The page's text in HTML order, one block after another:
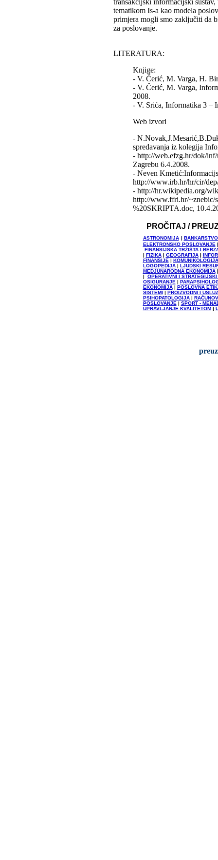
transakcijski informacijski
tematikom Is-a kao modela
primjera mogli smo zaključiti da
za poslovanje.
LITERATURA:
Knjige:
- V. Čerić, M. Varga, H.
- V. Čerić, M. Varga,
2008.
- V. Srića, Informatika 3 –
Web izvori
-
spredavanja iz kolegija
- http://web.efzg.hr/dok/
Zagrebu 6.4.2008.
- Neven
http://www.irb.hr/hr/cir/
- http://hr.wikipedia.org/
http://www.ffri.hr/
%20SKRIPTA.doc,
PROČITAJ /
ASTRONOMIJA |
ELEKTRONSKO POSLOVANJE
FINANSIJSKA TRŽIŠTA I
| FIZIKA| GEOGRAFIJA|
FINANSIJE|
LOGOPEDIJA| LJUDSKI
MEDJUNARODNA EKONOMIJA
| OPERATIVNI I
OSIGURANJE|
EKONOMIJA| POSLOVNA
SISTEMI| PROIZVODNI I
PSIHOPATOLOGIJA|
POSLOVANJE| SPORT -
UPRAVLJANJE KVALITETOM|